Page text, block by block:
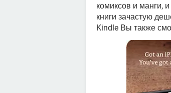
комиксов и манги,
книги зачастую
Kindle Вы также